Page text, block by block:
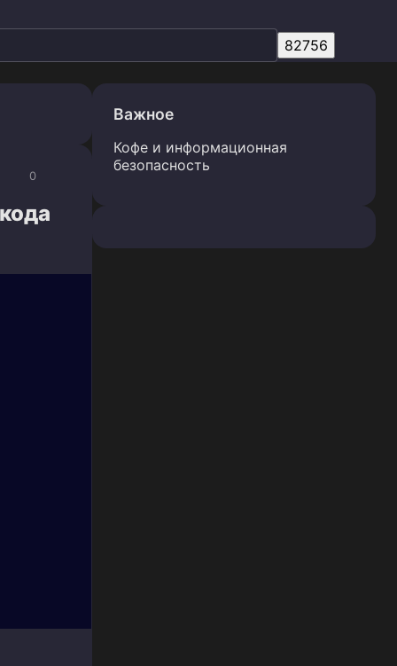
0
Важное
Кофе и информационная
безопасность